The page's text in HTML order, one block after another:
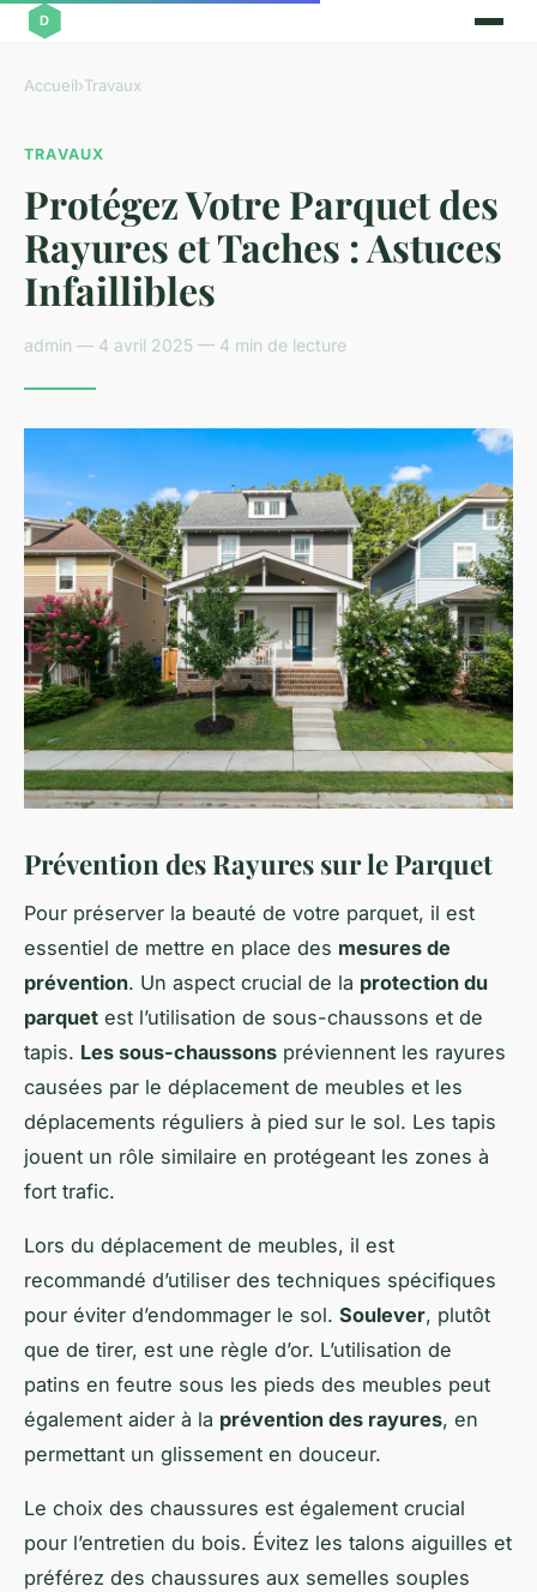
Accueil›Travaux
TRAVAUX
Protégez Votre Parquet des
Rayures et Taches : Astuces
Infaillibles
admin — 4 avril 2025 — 4 min de lecture
Prévention des Rayures sur le Parquet
Pour préserver la beauté de votre parquet, il est
essentiel de mettre en place des mesures de
prévention. Un aspect crucial de la protection du
parquet est l’utilisation de sous-chaussons et de
tapis. Les sous-chaussons préviennent les rayures
causées par le déplacement de meubles et les
déplacements réguliers à pied sur le sol. Les tapis
jouent un rôle similaire en protégeant les zones à
fort trafic.
Lors du déplacement de meubles, il est
recommandé d’utiliser des techniques spécifiques
pour éviter d’endommager le sol. Soulever, plutôt
que de tirer, est une règle d’or. L’utilisation de
patins en feutre sous les pieds des meubles peut
également aider à la prévention des rayures, en
permettant un glissement en douceur.
Le choix des chaussures est également crucial
pour l’entretien du bois. Évitez les talons aiguilles et
préférez des chaussures aux semelles souples